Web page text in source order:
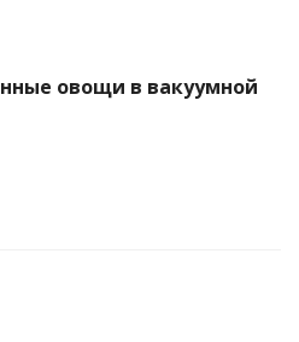
овощи в вакуумной